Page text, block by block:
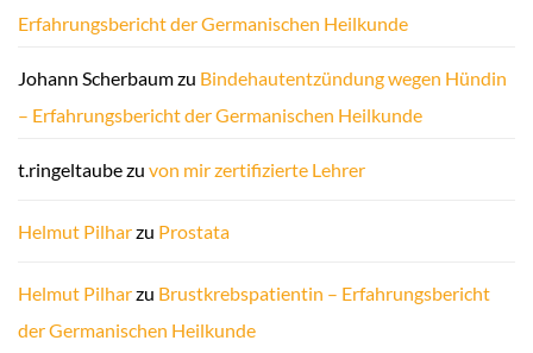
Erfahrungsbericht der Germanischen Heilkunde
Johann Scherbaumzu Bindehautentzündung wegen Hündin
– Erfahrungsbericht der Germanischen Heilkunde
t.ringeltaubezu von mir zertifizierte Lehrer
Helmut Pilharzu Prostata
Helmut Pilharzu Brustkrebspatientin – Erfahrungsbericht
der Germanischen Heilkunde